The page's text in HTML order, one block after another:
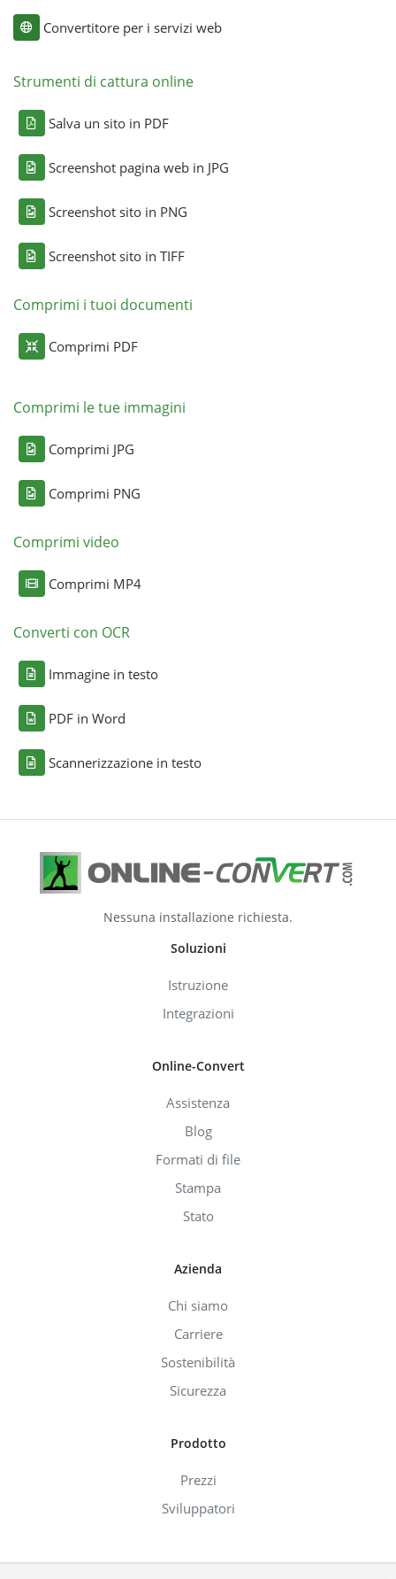
Convertitore per i servizi web
Strumenti di cattura online
Salva un sito in PDF
Screenshot pagina web in JPG
Screenshot sito in PNG
Screenshot sito in TIFF
Comprimi i tuoi documenti
Comprimi PDF
Comprimi le tue immagini
Comprimi JPG
Comprimi PNG
Comprimi video
Comprimi MP4
Converti con OCR
Immagine in testo
PDF in Word
Scannerizzazione in testo
Nessuna installazione richiesta.
Soluzioni
Istruzione
Integrazioni
Online-Convert
Assistenza
Blog
Formati di file
Stampa
Stato
Azienda
Chi siamo
Carriere
Sostenibilità
Sicurezza
Prodotto
Prezzi
Sviluppatori